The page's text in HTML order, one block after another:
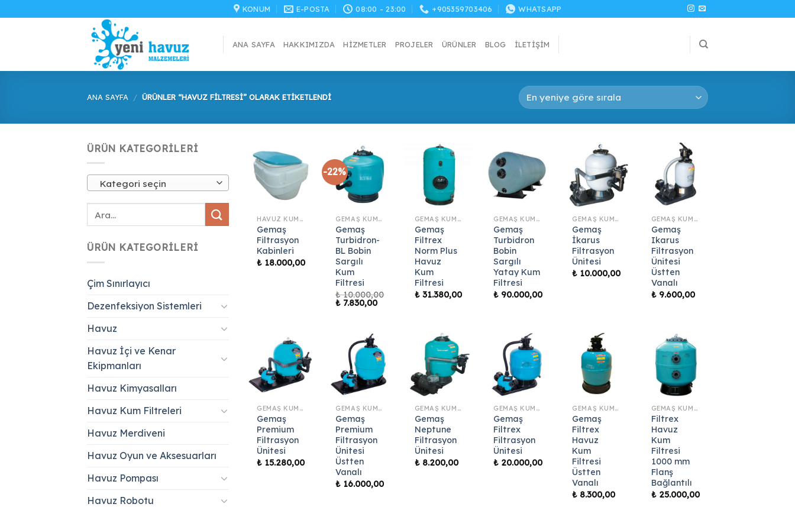
atla
KONUM E-POSTA 08:00 - 23:00 +905359703406 WHATSAPP
ANA SAYFA HAKKIMIZDA HIZMETLER PROJELER ÜRÜNLER BLOG İLETIŞIM
ANA SAYFA / ÜRÜNLER “HAVUZ FILTRESI” OLARAK ETIKETLENDI
ÜRÜN KATEGORILERI
Kategori seçin
ÜRÜN KATEGORILERI
Çim Sınırlayıcı
Dezenfeksiyon Sistemleri
Havuz
Havuz İçi ve Kenar
Ekipmanları
Havuz Kimyasalları
Havuz Kum Filtreleri
Havuz Merdiveni
Havuz Oyun ve Aksesuarları
Havuz Pompası
Havuz Robotu
HAVUZ KUM FILTRELERI
Gemaş
Filtrasyon
Kabinleri
₺ 18.000,00
-22%
GEMAŞ KUM FILTRESI
Gemaş
Turbidron-
BL Bobin
Sargılı
Kum
Filtresi
₺10.000,00
Orijinal
₺ 7.830,00Şu
GEMAŞ KUM FILTRESI
Gemaş
Filtrex
Norm Plus
Havuz
Kum
Filtresi
₺31.380,00
GEMAŞ KUM FILTRESI
Gemaş
Turbidron
Bobin
Sargılı
Yatay Kum
Filtresi
₺ 90.000,00
GEMAŞ KUM FILTRESI
Gemaş
İkarus
Filtrasyon
Ünitesi
₺ 10.000,00
GEMAŞ KUM FILTRESI
Gemaş
Ikarus
Filtrasyon
Ünitesi
Üstten
Vanalı
₺9.600,00
GEMAŞ KUM FILTRESI
Gemaş
Premium
Filtrasyon
Ünitesi
₺ 15.280,00
GEMAŞ KUM FILTRESI
Gemaş
Premium
Filtrasyon
Ünitesi
Üstten
Vanalı
₺ 16.000,00
GEMAŞ KUM FILTRESI
Gemaş
Neptune
Filtrasyon
Ünitesi
₺8.200,00
GEMAŞ KUM FILTRESI
Gemaş
Filtrex
Filtrasyon
Ünitesi
₺ 20.000,00
GEMAŞ KUM FILTRESI
Gemaş
Filtrex
Havuz
Kum
Filtresi
Üstten
Vanalı
₺ 8.300,00
GEMAŞ KUM FILTRESI
Filtrex
Havuz
Kum
Filtresi
1000 mm
Flanş
Bağlantılı
₺25.000,00